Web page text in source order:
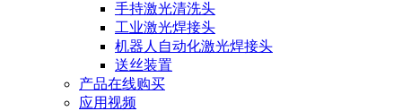
手持激光清洗头
工业激光焊接头
机器人自动化激光焊接头
送丝装置
产品在线购买
应用视频